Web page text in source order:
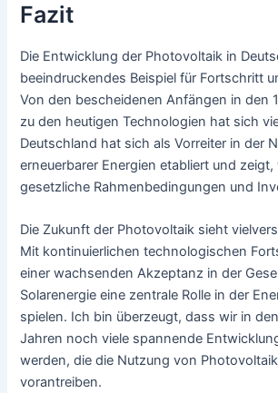
Fazit
Die Entwicklung der Photovoltaik in
beeindruckendes Beispiel für Fortschritt
Von den bescheidenen Anfängen in den
zu den heutigen Technologien hat sich
Deutschland hat sich als Vorreiter in der
erneuerbarer Energien etabliert und
gesetzliche Rahmenbedingungen und
Die Zukunft der Photovoltaik sieht
Mit kontinuierlichen technologischen
einer wachsenden Akzeptanz in der
Solarenergie eine zentrale Rolle in der
spielen. Ich bin überzeugt, dass wir in
Jahren noch viele spannende
werden, die die Nutzung von
vorantreiben.